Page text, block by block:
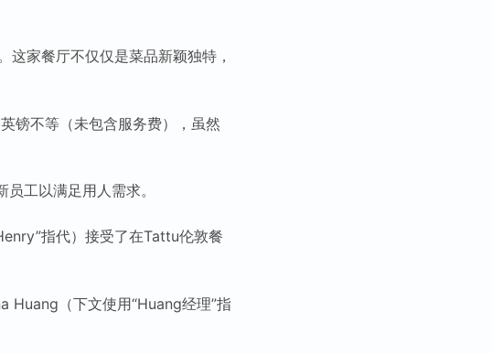
家餐厅不仅仅是菜品新颖独特，
镑不等（未包含服务费），虽然
工以满足用人需求。
指代）接受了在Tattu伦敦餐
Huang（下文使用“Huang经理”指